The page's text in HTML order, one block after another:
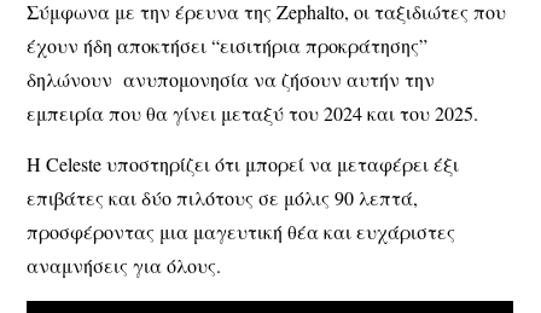
Σύμφωνα με την έρευνα της Zephalto, οι ταξιδιώτες που
έχουν ήδη αποκτήσει “εισιτήρια προκράτησης”
δηλώνουν ανυπομονησία να ζήσουν αυτήν την
εμπειρία που θα γίνει μεταξύ του 2024 και του 2025.
Η Celeste υποστηρίζει ότι μπορεί να μεταφέρει έξι
επιβάτες και δύο πιλότους σε μόλις 90 λεπτά,
προσφέροντας μια μαγευτική θέα και ευχάριστες
αναμνήσεις για όλους.